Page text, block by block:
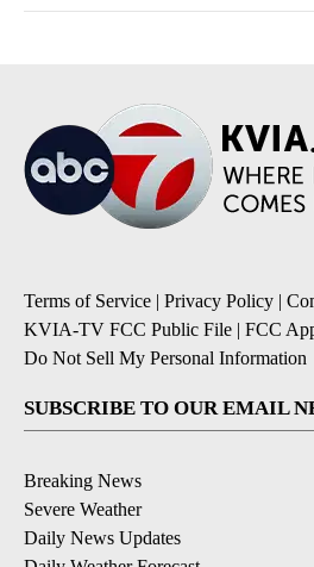
Terms of Service | Privacy Policy |
KVIA-TV FCC Public File | FCC
Do Not Sell My Personal Information
SUBSCRIBE TO OUR EMAIL
Breaking News
Severe Weather
Daily News Updates